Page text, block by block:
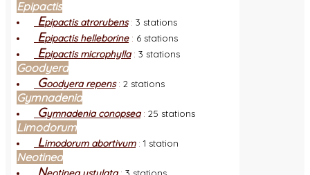
Epipactis
Epipactis atrorubens: 3 stations
Epipactis helleborine: 6 stations
Epipactis microphylla: 3 stations
Goodyera
Goodyera repens: 2 stations
Gymnadenia
Gymnadenia conopsea: 25 stations
Limodorum
Limodorum abortivum: 1 station
Neotinea